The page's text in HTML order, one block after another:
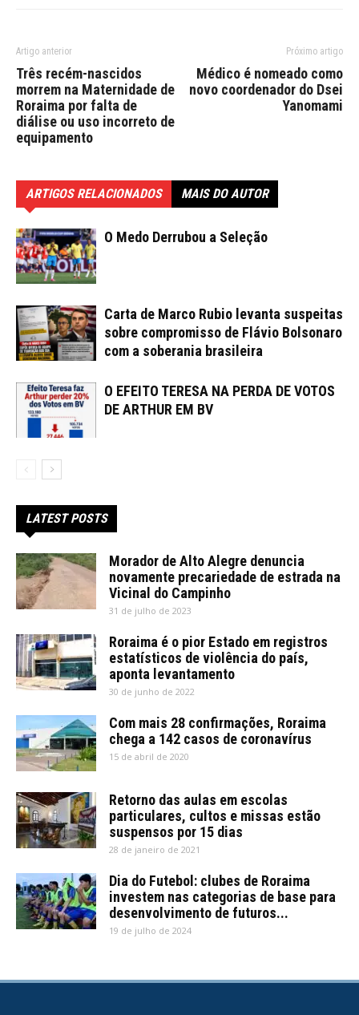
Artigo anterior
Três recém-nascidos
morrem na Maternidade de
Roraima por falta de
diálise ou uso incorreto de
equipamento
Próximo artigo
Médico é nomeado como
novo coordenador do Dsei
Yanomami
ARTIGOS RELACIONADOS MAIS DO AUTOR
O Medo Derrubou a Seleção
Carta de Marco Rubio levanta suspeitas
sobre compromisso de Flávio Bolsonaro
com a soberania brasileira
O EFEITO TERESA NA PERDA DE VOTOS
DE ARTHUR EM BV
LATEST POSTS
Morador de Alto Alegre denuncia
novamente precariedade de estrada na
Vicinal do Campinho
31 de julho de 2023
Roraima é o pior Estado em registros
estatísticos de violência do país,
aponta levantamento
30 de junho de 2022
Com mais 28 confirmações, Roraima
chega a 142 casos de coronavírus
15 de abril de 2020
Retorno das aulas em escolas
particulares, cultos e missas estão
suspensos por 15 dias
28 de janeiro de 2021
Dia do Futebol: clubes de Roraima
investem nas categorias de base para
desenvolvimento de futuros...
19 de julho de 2024